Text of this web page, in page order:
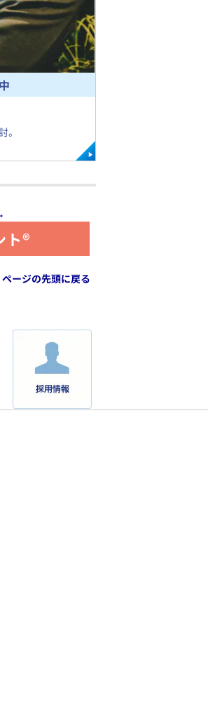
。
ト®
ページの先頭に戻る